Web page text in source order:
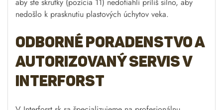
aby ste skrutky (pozícia 11) nedotiahli príliš silno, aby
nedošlo k prasknutiu plastových úchytov veka.
Odborné poradenstvo a
autorizovaný servis v
Interforst